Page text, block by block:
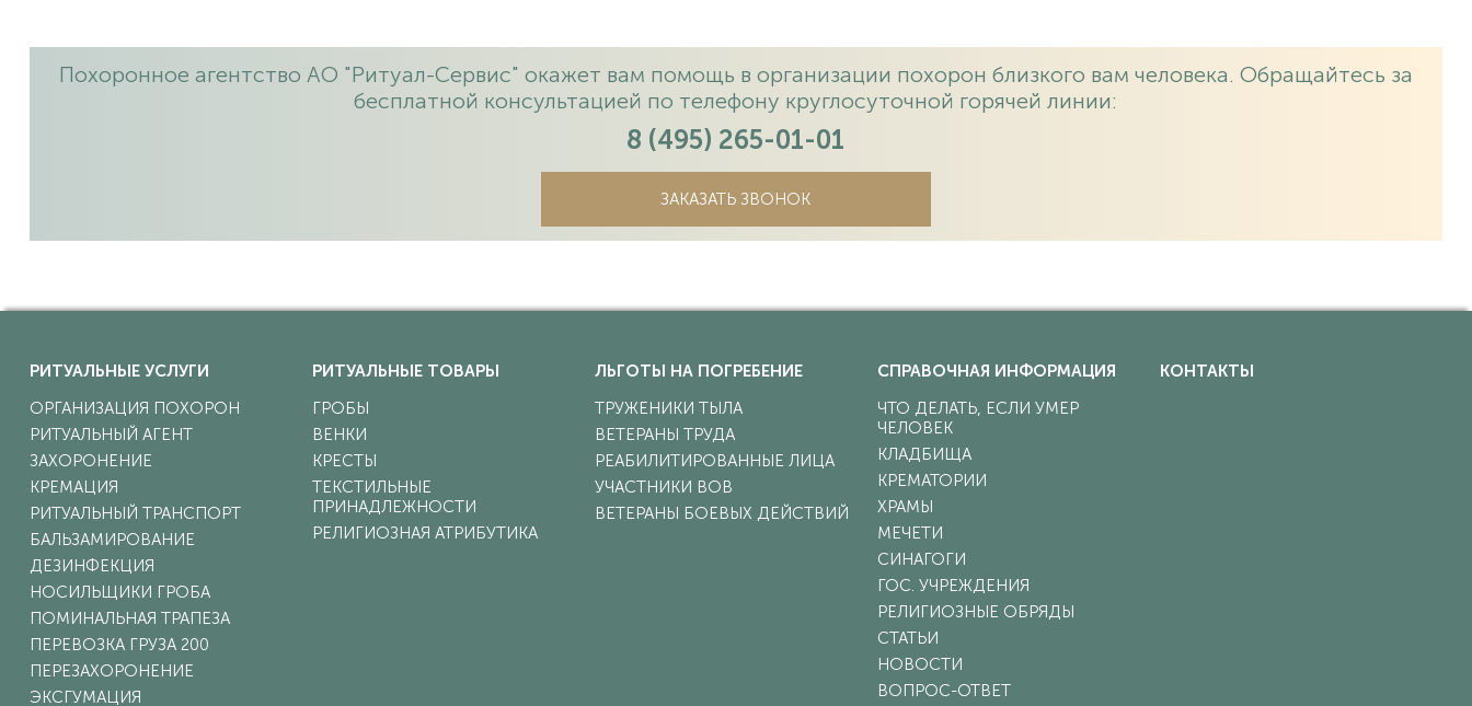
Богородское кладбище
Большое Свинорье
Теплый стан
г. Москва, ТиНАО, пос. Марушкинское, дер. Б. Свинорье
Борисовское кладбище
Борисово
г. Москва, ЮАО, ул. Борисовские пруды, влад. 4
Бусиновское кладбище
Речной вокзал, Петровско-Разумовская
г. Москва, САО, ул. Краснополянская, влад. 18
Похоронное агентство АО "Ритуал-Сервис" окажет вам помощь в организации похорон близкого вам человека. Обращайтесь за
бесплатной консультацией по телефону круглосуточной горячей линии:
8 (495) 265-01-01
ЗАКАЗАТЬ ЗВОНОК
РИТУАЛЬНЫЕ УСЛУГИ
ОРГАНИЗАЦИЯ ПОХОРОН
РИТУАЛЬНЫЙ АГЕНТ
ЗАХОРОНЕНИЕ
КРЕМАЦИЯ
РИТУАЛЬНЫЙ ТРАНСПОРТ
БАЛЬЗАМИРОВАНИЕ
ДЕЗИНФЕКЦИЯ
НОСИЛЬЩИКИ ГРОБА
ПОМИНАЛЬНАЯ ТРАПЕЗА
ПЕРЕВОЗКА ГРУЗА 200
ПЕРЕЗАХОРОНЕНИЕ
ЭКСГУМАЦИЯ
РИТУАЛЬНЫЕ ТОВАРЫ
ГРОБЫ
ВЕНКИ
КРЕСТЫ
ТЕКСТИЛЬНЫЕ
ПРИНАДЛЕЖНОСТИ
РЕЛИГИОЗНАЯ АТРИБУТИКА
ЛЬГОТЫ НА ПОГРЕБЕНИЕ
ТРУЖЕНИКИ ТЫЛА
ВЕТЕРАНЫ ТРУДА
РЕАБИЛИТИРОВАННЫЕ ЛИЦА
УЧАСТНИКИ ВОВ
ВЕТЕРАНЫ БОЕВЫХ ДЕЙСТВИЙ
СПРАВОЧНАЯ ИНФОРМАЦИЯ
ЧТО ДЕЛАТЬ, ЕСЛИ УМЕР
ЧЕЛОВЕК
КЛАДБИЩА
КРЕМАТОРИИ
ХРАМЫ
МЕЧЕТИ
СИНАГОГИ
ГОС. УЧРЕЖДЕНИЯ
РЕЛИГИОЗНЫЕ ОБРЯДЫ
СТАТЬИ
НОВОСТИ
ВОПРОС-ОТВЕТ
КОНТАКТЫ